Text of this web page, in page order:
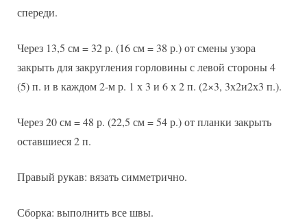
спереди.
Через 13,5 см = 32 р. (16 см = 38 р.) от смены узора
закрыть для закругления горловины с левой стороны 4
(5) п. и в каждом 2-м р. 1 х 3 и 6 х 2 п. (2×3, 3х2и2х3 п.).
Через 20 см = 48 р. (22,5 см = 54 р.) от планки закрыть
оставшиеся 2 п.
Правый рукав: вязать симметрично.
Сборка: выполнить все швы.